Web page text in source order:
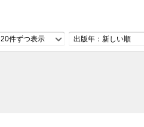
20件ずつ表示 出版年：新しい順